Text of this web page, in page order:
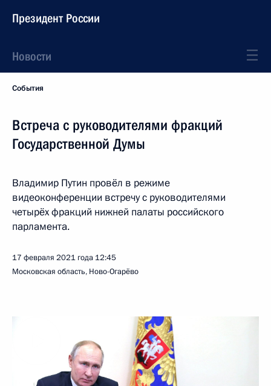
Президент России
Новости
События
Встреча с руководителями фракций
Государственной Думы
Владимир Путин провёл в режиме
видеоконференции встречу с руководителями
четырёх фракций нижней палаты российского
парламента.
17 февраля 2021 года 12:45
Московская область, Ново-Огарёво